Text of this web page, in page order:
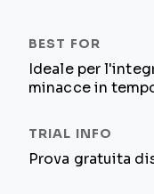
Ideale per
minacce in
Prova gratuita